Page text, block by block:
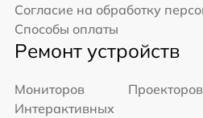
Согласие на обработку
Способы оплаты
Ремонт устройств
Мониторов
Проекторов
Интерактивных